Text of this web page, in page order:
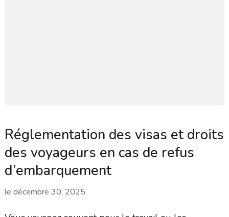
Réglementation des visas et droits
des voyageurs en cas de refus
d’embarquement
le décembre 30, 2025